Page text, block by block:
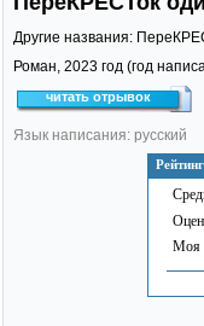
Рейтинг
Моя
Другие названия:
Роман, 2023 год (год
читать отрывок
Язык написания: русский